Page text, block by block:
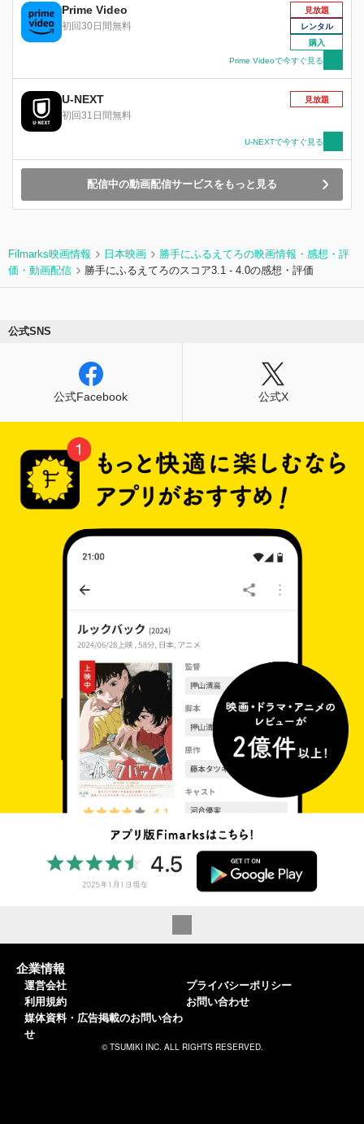
れた。思い切って声をかけると、拍⼦抜けするほ
ど偶然が重なり急速に意気投合する。会話が尽き
ない中、「毎⽇楽しいって思いたい。今⽇の空が
⼀番好き、って思いたい」と桜⽥が何気なく⼝に
した⾔葉が胸に刺さる。その⾔葉は、奇しくも、
で、桜⽥と出会えた喜びにひとり震える。ようや
く⾃分を取り巻く世界を少しだけ愛せそうになっ
た⽮先、運命を変える衝撃の出来事が⼆⼈を襲う
Prime Video
初回30日間無料
見放題
レンタル
購入
Prime Videoで今すぐ見る
U-NEXT
初回31日間無料
見放題
U-NEXTで今すぐ見る
配信中の動画配信サービスをもっと見る
Filmarks映画情報 日本映画
勝手にふるえてろの映画情報・感想・評
価・動画配信
勝手にふるえてろのスコア3.1 - 4.0の感想・評価
公式SNS
公式Facebook 公式X
企業情報
運営会社
利用規約
媒体資料・広告掲載のお問い合わ
せ
プライバシーポリシー
お問い合わせ
© TSUMIKI INC. ALL RIGHTS RESERVED.